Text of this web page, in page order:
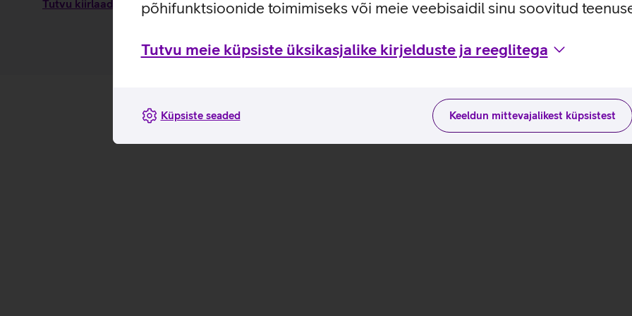
põhifunktsioonide toimimiseks või meie veebisaidil sinu soovitud
Tutvu meie küpsiste üksikasjalike kirjelduste ja reeglitega
Keeldun mittevajalikest küpsistest
Küpsiste seaded
Tutvu kiirlaadija adapteri Samsung 25 W USB-C omaduste ja kasutusviisidega tootja kodulehel